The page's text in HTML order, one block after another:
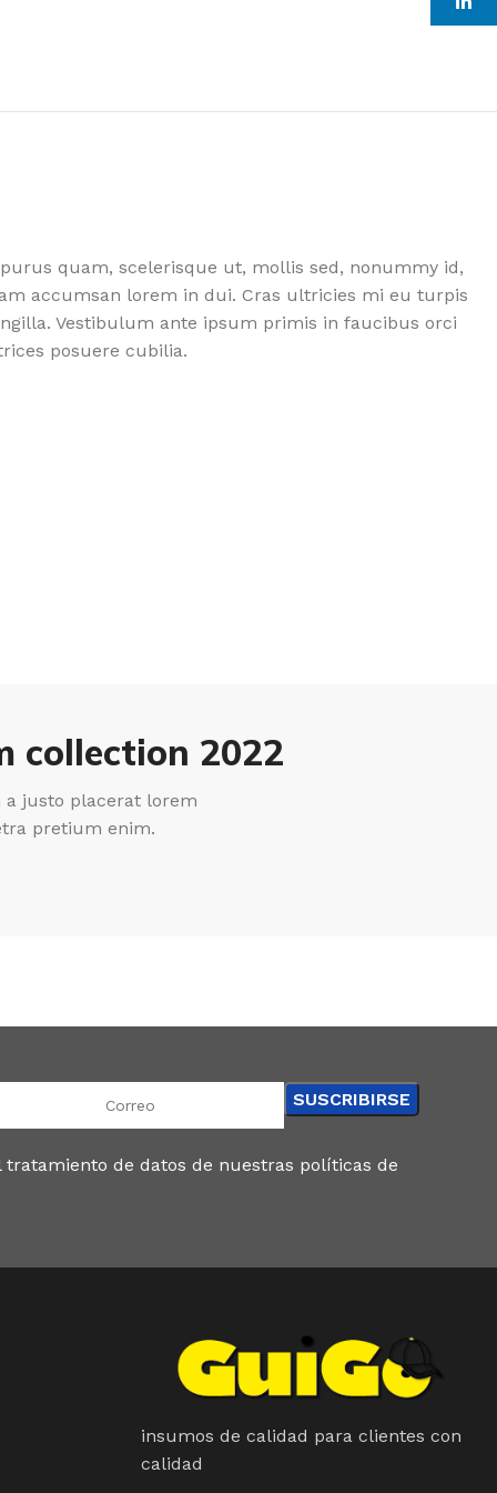
quam, scelerisque ut, mollis sed, nonummy id,
accumsan lorem in dui. Cras ultricies mi eu turpis
Vestibulum ante ipsum primis in faucibus orci
posuere cubilia.
collection 2022
justo placerat lorem
pretium enim.
tratamiento de datos de nuestras políticas de
insumos de calidad para clientes con
calidad